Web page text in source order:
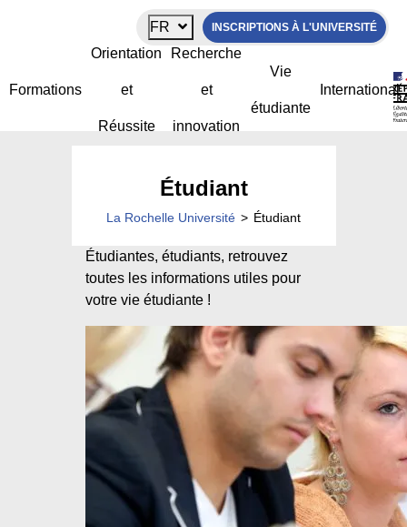
FR INSCRIPTIONS À L'UNIVERSITÉ
Formations
Orientation
et
Réussite
Recherche
et
innovation
Vie
étudiante
International
Étudiant
La Rochelle Université > Étudiant
Étudiantes, étudiants, retrouvez
toutes les informations utiles pour
votre vie étudiante !
Panneau de gestion des cookies